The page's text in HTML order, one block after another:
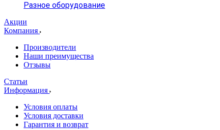
Разное оборудование
Акции
Компания
Производители
Наши преимущества
Отзывы
Статьи
Информация
Условия оплаты
Условия доставки
Гарантия и возврат